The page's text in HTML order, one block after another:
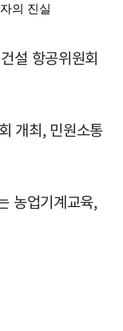
설 항공위원회
개최, 민원소통
농업기계교육,